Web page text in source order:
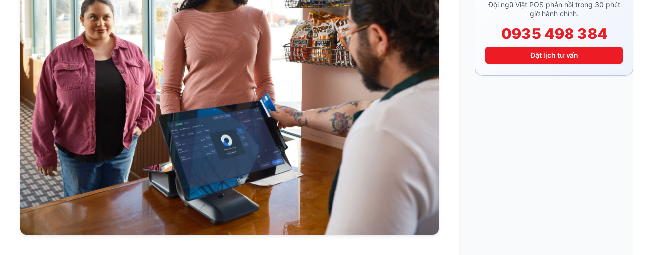
Đội ngũ Việt POS phản hồi trong 30 phút
giờ hành chính.
0935 498 384
Đặt lịch tư vấn